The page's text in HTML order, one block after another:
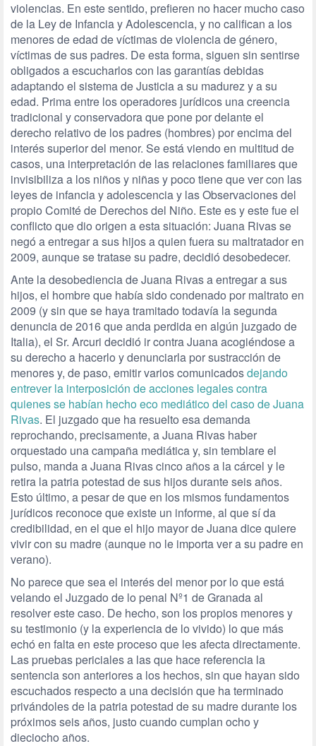
violencias. En este sentido, prefieren no hacer mucho caso
de la Ley de Infancia y Adolescencia, y no califican a los
menores de edad de víctimas de violencia de género,
víctimas de sus padres. De esta forma, siguen sin sentirse
obligados a escucharlos con las garantías debidas
adaptando el sistema de Justicia a su madurez y a su
edad. Prima entre los operadores jurídicos una creencia
tradicional y conservadora que pone por delante el
derecho relativo de los padres (hombres) por encima del
interés superior del menor. Se está viendo en multitud de
casos, una interpretación de las relaciones familiares que
invisibiliza a los niños y niñas y poco tiene que ver con las
leyes de infancia y adolescencia y las Observaciones del
propio Comité de Derechos del Niño. Este es y este fue el
conflicto que dio origen a esta situación: Juana Rivas se
negó a entregar a sus hijos a quien fuera su maltratador en
2009, aunque se tratase su padre, decidió desobedecer.
Ante la desobediencia de Juana Rivas a entregar a sus
hijos, el hombre que había sido condenado por maltrato en
2009 (y sin que se haya tramitado todavía la segunda
denuncia de 2016 que anda perdida en algún juzgado de
Italia), el Sr. Arcuri decidió ir contra Juana acogiéndose a
su derecho a hacerlo y denunciarla por sustracción de
menores y, de paso, emitir varios comunicadosdejando
entrever la interposición de acciones legales contra
quienes se habían hecho eco mediático del caso de Juana
Rivas. El juzgado que ha resuelto esa demanda
reprochando, precisamente, a Juana Rivas haber
orquestado una campaña mediática y, sin temblare el
pulso, manda a Juana Rivas cinco años a la cárcel y le
retira la patria potestad de sus hijos durante seis años.
Esto último, a pesar de que en los mismos fundamentos
jurídicos reconoce que existe un informe, al que sí da
credibilidad, en el que el hijo mayor de Juana dice quiere
vivir con su madre (aunque no le importa ver a su padre en
verano).
No parece que sea el interés del menor por lo que está
velando el Juzgado de lo penal Nº1 de Granada al
resolver este caso. De hecho, son los propios menores y
su testimonio (y la experiencia de lo vivido) lo que más
echó en falta en este proceso que les afecta directamente.
Las pruebas periciales a las que hace referencia la
sentencia son anteriores a los hechos, sin que hayan sido
escuchados respecto a una decisión que ha terminado
privándoles de la patria potestad de su madre durante los
próximos seis años, justo cuando cumplan ocho y
dieciocho años.